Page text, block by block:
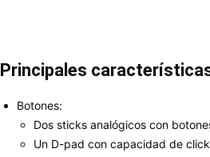
Principales
Botones:
Dos sticks analógicos con
Un D-pad con capacidad de